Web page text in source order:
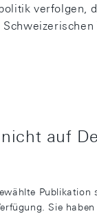
verfolgen,
auf
Publikation
Sie